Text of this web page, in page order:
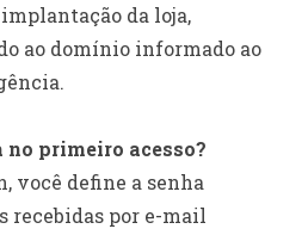
da loja,
ao domínio informado ao
no primeiro acesso?
você define a senha
recebidas por e-mail